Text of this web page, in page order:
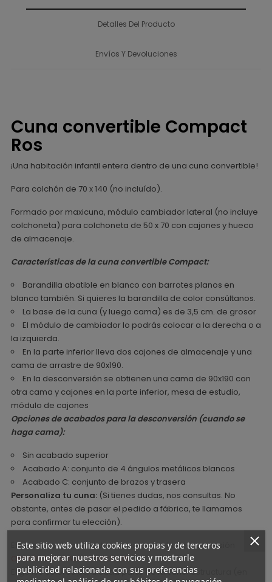
Detalles Del Producto
Envíos Y Devoluciones
Cuna convertible Compact
Ros
¡Una habitación infantil entera dentro de una cuna convertible!
Para colchón de 70 x 140 (no incluído).
Formado por maxicuna, módulo cambiador lateral (no incluye
colchoneta) para colchoneta de 50 x 70 con cajones y hueco
de almacenaje.
Características de la cuna convertible Compact:
Barandilla abatible en blanco con barrotes planos en
blanco también. Si quieres la barandilla de color consúltanos.
La base de la cuna (y luego cama) es de 3,5 cm. de grosor
El módulo de cambiador lo podrás colocar a la derecha o a
la izquierda.
En la parte inferior lleva dos cajones de almacenaje y una
cama de arrastre de 90x190.
En la desconversión se obtienen una cama de 90x190 con
otra cama y cajones en la parte inferior, mesa de estudio,
módulo de cajones
Opciones de acabados para la desconversión (cuando se
haga cama):
Sin acabado superior
Acabado A: conjunto de 4 ángulos metálicos blancos
Acabado C: conjunto de brazos y trasera
Personaliza tu cuna: (Si tienes dudas, nos consultas. No
obstante, antes de pasar el pedido a fábrica, te llamamos
para confirmar tu elección).
Elige el tipo de acabado superior para la desconversión
OPCIÓN MONTAJE CONSULTAR
Elige los colores para cada parte de la cuna: estructura (en
Este sitio web utiliza cookies propias y de terceros
para mejorar nuestros servicios y mostrarle
publicidad relacionada con sus preferencias